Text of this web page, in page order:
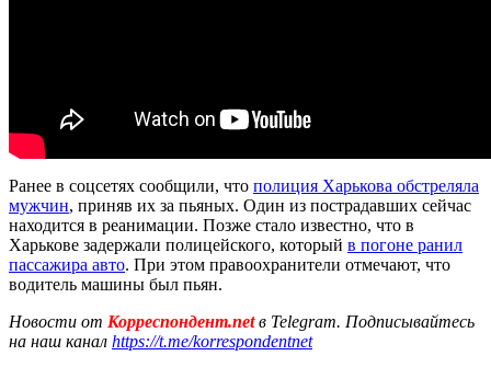
Ранее в соцсетях сообщили, что полиция Харькова обстреляла
мужчин, приняв их за пьяных. Один из пострадавших сейчас
находится в реанимации. Позже стало известно, что в
Харькове задержали полицейского, который в погоне ранил
пассажира авто. При этом правоохранители отмечают, что
водитель машины был пьян.
Новости от Корреспондент.netв Telegram. Подписывайтесь
на наш канал https://t.me/korrespondentnet